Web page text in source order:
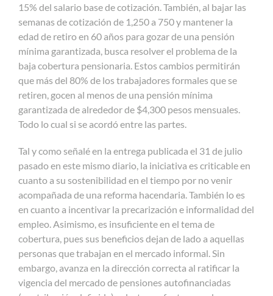
15% del salario base de cotización. También, al bajar las
semanas de cotización de 1,250 a 750 y mantener la
edad de retiro en 60 años para gozar de una pensión
mínima garantizada, busca resolver el problema de la
baja cobertura pensionaria. Estos cambios permitirán
que más del 80% de los trabajadores formales que se
retiren, gocen al menos de una pensión mínima
garantizada de alrededor de $4,300 pesos mensuales.
Todo lo cual si se acordó entre las partes.
Tal y como señalé en la entrega publicada el 31 de julio
pasado en este mismo diario, la iniciativa es criticable en
cuanto a su sostenibilidad en el tiempo por no venir
acompañada de una reforma hacendaria. También lo es
en cuanto a incentivar la precarización e informalidad del
empleo. Asimismo, es insuficiente en el tema de
cobertura, pues sus beneficios dejan de lado a aquellas
personas que trabajan en el mercado informal. Sin
embargo, avanza en la dirección correcta al ratificar la
vigencia del mercado de pensiones autofinanciadas